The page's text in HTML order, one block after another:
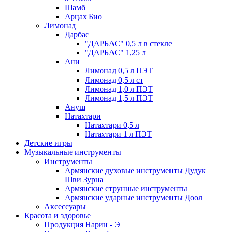
Шамб
Арцах Био
Лимонад
Дарбас
"ДАРБАС" 0,5 л в стекле
"ДАРБАС" 1,25 л
Ани
Лимонад 0,5 л ПЭТ
Лимонад 0,5 л ст
Лимонад 1,0 л ПЭТ
Лимонад 1,5 л ПЭТ
Ануш
Натахтари
Натахтари 0,5 л
Натахтари 1 л ПЭТ
Детские игры
Музыкальные инструменты
Инструменты
Армянские духовые инструменты Дудук
Шви Зурна
Армянские струнные инструменты
Армянские ударные инструменты Доол
Аксессуары
Красота и здоровье
Продукция Нарин - Э